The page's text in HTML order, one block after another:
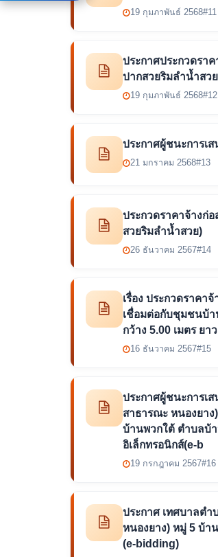
19 กุมภาพันธ์ 2568#11
ประกาศประกวดรา
ปากสวยริมลำน้ำสว
19 กุมภาพันธ์ 2568#12
ประกาศผู้ชนะการเส
21 มกราคม 2568#13
ประกวดราคาจ้างก่
สวยริมลำน้ำสวย)
26 ธันวาคม 2567#14
เรื่อง ประกวดราคา
เชื่อมต่อกับชุมชนบ้า
กว้าง 5.00 เมตร ยา
16 ธันวาคม 2567#15
ประกาศผู้ชนะการเ
สาธารณะ หนองยา
บ้านพวกใต้ ตำบลบ้า
อิเล็กทรอนิกส์(e-b
19 กรกฎาคม 2567#16
ประกาศ เทศบาลตำ
หนองยาง) หมู่ 5 บ้า
(e-bidding)